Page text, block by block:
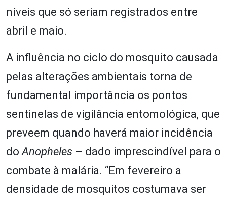
níveis que só seriam registrados entre
abril e maio.
A influência no ciclo do mosquito causada
pelas alterações ambientais torna de
fundamental importância os pontos
sentinelas de vigilância entomológica, que
preveem quando haverá maior incidência
doAnopheles – dado imprescindível para o
combate à malária. “Em fevereiro a
densidade de mosquitos costumava ser